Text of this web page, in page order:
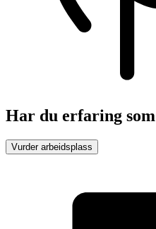
Har du erfaring
Vurder arbeidsplass